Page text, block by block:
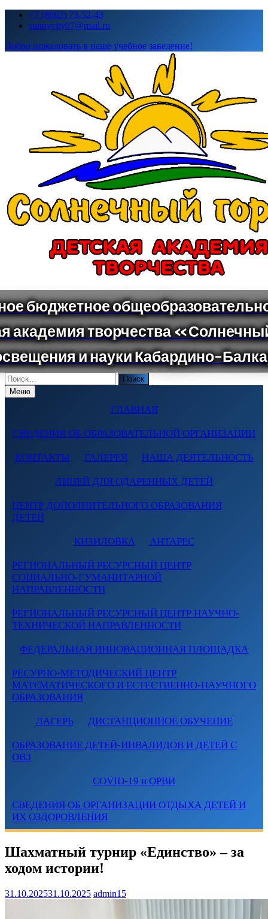
Перейти+7 (8662) 73-52-43
sunnycity07@mail.ru
Добро пожаловать в наше учебное заведение!
Поиск
по:Меню
ГЛАВНАЯ
СВЕДЕНИЯ ОБ ОБРАЗОВАТЕЛЬНОЙ ОРГАНИЗАЦИИ
КОНТАКТЫ ГАЛЕРЕЯ НАША ДЕЯТЕЛЬНОСТЬ
ЛИЦЕЙ ДЛЯ ОДАРЕННЫХ ДЕТЕЙ
ЦЕНТР ДОПОЛНИТЕЛЬНОГО ОБРАЗОВАНИЯ
ДЕТЕЙ
КИЗИЛОВКА АНТАРЕС
РЕГИОНАЛЬНЫЙ РЕСУРСНЫЙ ЦЕНТР
СОЦИАЛЬНО-ГУМАНИТАРНОЙ
НАПРАВЛЕННОСТИ
РЕГИОНАЛЬНЫЙ РЕСУРСНЫЙ ЦЕНТР НАУЧНО-
ТЕХНИЧЕСКОЙ НАПРАВЛЕННОСТИ
ФЕДЕРАЛЬНАЯ ИННОВАЦИОННАЯ ПЛОЩАДКА
РЕСУРНО-МЕТОДИЧЕСКИЙ ЦЕНТР
МАТЕМАТИЧЕСКОГО И ЕСТЕСТВЕННО-НАУЧНОГО
ОБРАЗОВАНИЯ
ЛАГЕРЬ ДИСТАНЦИОННОЕ ОБУЧЕНИЕ
ОБРАЗОВАНИЕ ДЕТЕЙ-ИНВАЛИДОВ И ДЕТЕЙ С
ОВЗ
COVID-19 и ОРВИ
СВЕДЕНИЯ ОБ ОРГАНИЗАЦИИ ОТДЫХА ДЕТЕЙ И
ИХ ОЗДОРОВЛЕНИЯ
Шахматный турнир «Единство» – за
ходом истории!
31.10.202531.10.2025 admin15